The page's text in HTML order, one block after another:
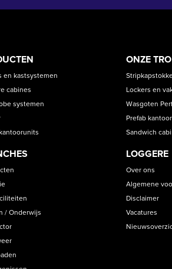
en kastsystemen
cabines
systemen
/ Onderwijs
ONZE
Lockers en
Wasgoten
Prefab
Sandwich
LOGGERE
Over ons
Algemene
Disclaimer
Vacatures